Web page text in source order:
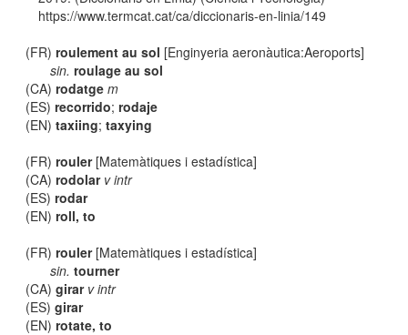
https://www.termcat.cat/ca/diccionaris-en-linia/149
(FR)roulement au sol [Enginyeria aeronàutica:Aeroports]
sin. roulage au sol
(CA)rodatge m
(ES)recorrido;rodaje
(EN)taxiing;taxying
(FR)rouler[Matemàtiques i estadística]
(CA)rodolar v intr
(ES)rodar
(EN)roll, to
(FR)rouler[Matemàtiques i estadística]
sin. tourner
(CA)girar v intr
(ES)girar
(EN)rotate, to